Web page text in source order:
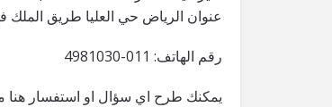
عنوان الرياض حي العليا طريق الملك
رقم الهاتف: 011-4981030
يمكنك طرح اي سؤال او استفسار هنا